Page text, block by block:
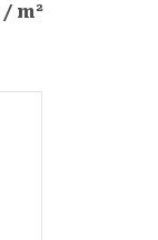
/ m²